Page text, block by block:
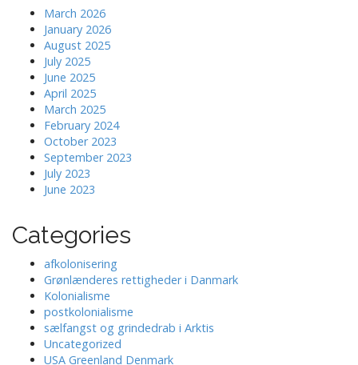
March 2026
January 2026
August 2025
July 2025
June 2025
April 2025
March 2025
February 2024
October 2023
September 2023
July 2023
June 2023
Categories
afkolonisering
Grønlænderes rettigheder i Danmark
Kolonialisme
postkolonialisme
sælfangst og grindedrab i Arktis
Uncategorized
USA Greenland Denmark